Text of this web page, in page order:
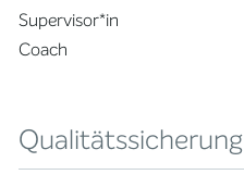
Supervisor*in
Coach
Qualitätssicherung